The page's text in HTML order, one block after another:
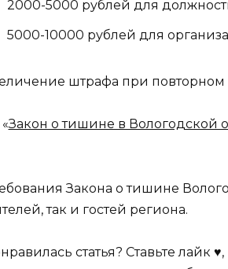
2000-5000 рублей для
5000-10000 рублей для
штрафа при
«Закон о тишине в Вологодской
Закона о тишине
так и гостей региона.
статья? Ставьте лайк